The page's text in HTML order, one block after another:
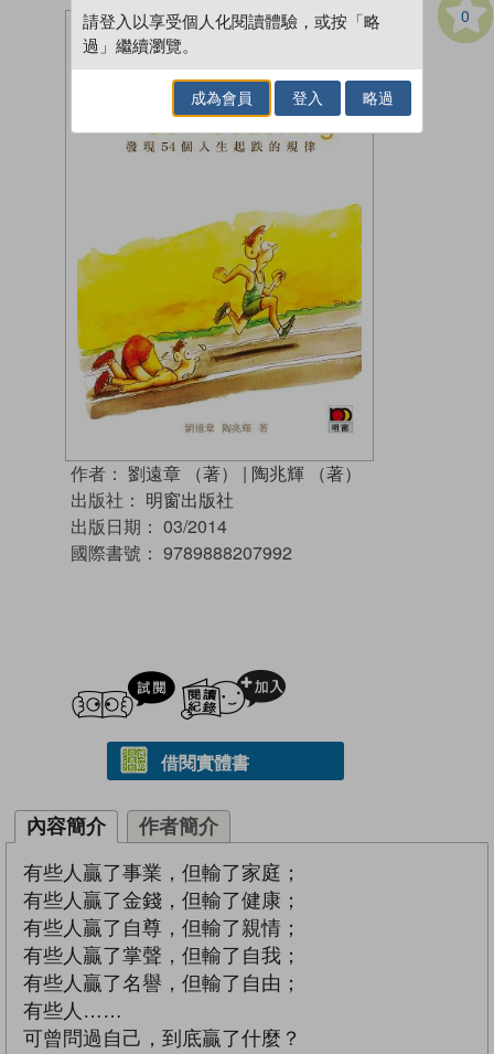
0
作者： 劉遠章 （著） | 陶兆輝 （著）
出版社： 明窗出版社
出版日期： 03/2014
國際書號： 9789888207992
試閲
借閱實體書
內容簡介 作者簡介
有些人贏了事業，但輸了家庭；
有些人贏了金錢，但輸了健康；
有些人贏了自尊，但輸了親情；
有些人贏了掌聲，但輸了自我；
有些人贏了名譽，但輸了自由；
有些人……
可曾問過自己，到底贏了什麼？
請登入以享受個人化閱讀體驗，或按「略
過」繼續瀏覽。
成為會員 登入 略過